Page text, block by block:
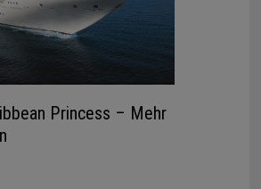
Princess – Mehr